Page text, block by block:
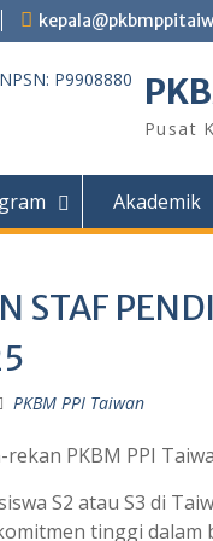
Pusat
Akademik
STAF
PKBM PPI Taiwan
PKBM PPI
S2 atau S3 di
tinggi dalam